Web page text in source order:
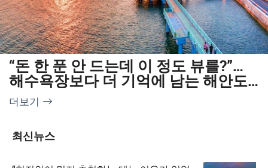
“돈 한 푼 안 드는데 이 정도 뷰를?”…
해수욕장보다 더 기억에 남는 해안도
로 명소
더보기
최신뉴스